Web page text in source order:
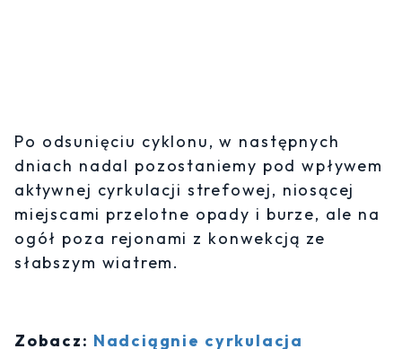
Po odsunięciu cyklonu, w następnych
dniach nadal pozostaniemy pod wpływem
aktywnej cyrkulacji strefowej, niosącej
miejscami przelotne opady i burze, ale na
ogół poza rejonami z konwekcją ze
słabszym wiatrem.
Zobacz: Nadciągnie cyrkulacja